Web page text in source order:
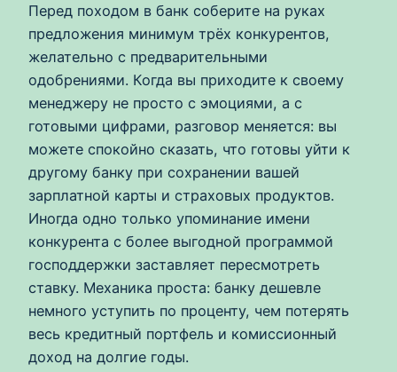
Перед походом в банк соберите на руках
предложения минимум трёх конкурентов,
желательно с предварительными
одобрениями. Когда вы приходите к своему
менеджеру не просто с эмоциями, а с
готовыми цифрами, разговор меняется: вы
можете спокойно сказать, что готовы уйти к
другому банку при сохранении вашей
зарплатной карты и страховых продуктов.
Иногда одно только упоминание имени
конкурента с более выгодной программой
господдержки заставляет пересмотреть
ставку. Механика проста: банку дешевле
немного уступить по проценту, чем потерять
весь кредитный портфель и комиссионный
доход на долгие годы.